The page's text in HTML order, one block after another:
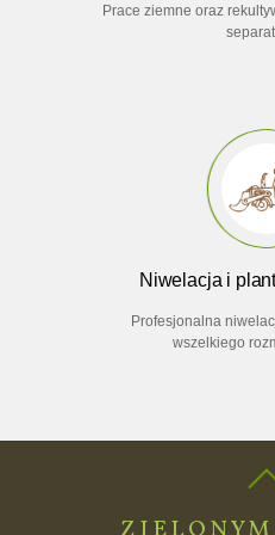
Prace ziemne oraz
Niwelacja i
Profesjonalna
wszelkiego